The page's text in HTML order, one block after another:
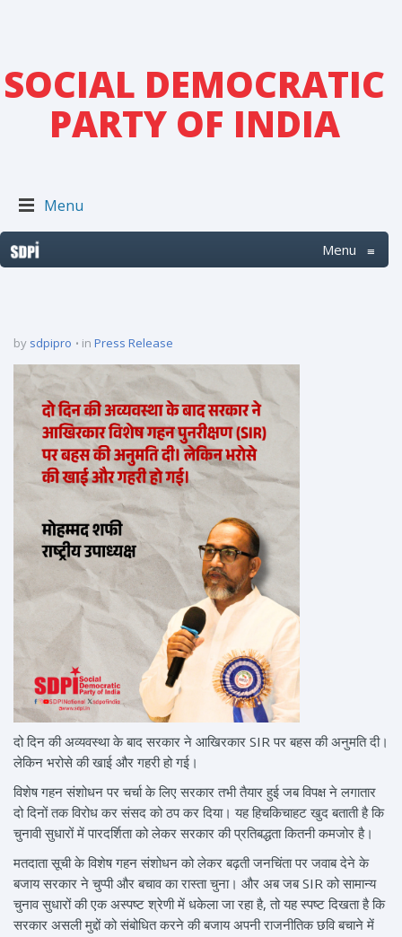
SOCIAL DEMOCRATIC
PARTY OF INDIA
Menu
Menu ≡
by sdpipro in Press Release
दो दिन की अव्यवस्था के बाद सरकार ने आखिरकार SIR पर बहस की अनुमति दी।
लेकिन भरोसे की खाई और गहरी हो गई।
विशेष गहन संशोधन पर चर्चा के लिए सरकार तभी तैयार हुई जब विपक्ष ने लगातार
दो दिनों तक विरोध कर संसद को ठप कर दिया। यह हिचकिचाहट खुद बताती है कि
चुनावी सुधारों में पारदर्शिता को लेकर सरकार की प्रतिबद्धता कितनी कमजोर है।
मतदाता सूची के विशेष गहन संशोधन को लेकर बढ़ती जनचिंता पर जवाब देने के
बजाय सरकार ने चुप्पी और बचाव का रास्ता चुना। और अब जब SIR को सामान्य
चुनाव सुधारों की एक अस्पष्ट श्रेणी में धकेला जा रहा है, तो यह स्पष्ट दिखता है कि
सरकार असली मुद्दों को संबोधित करने की बजाय अपनी राजनीतिक छवि बचाने में